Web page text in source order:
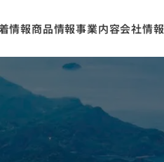
情報商品情報事業内容会社情報